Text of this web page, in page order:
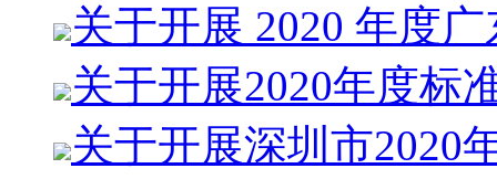
关于开展 2020 年度
关于开展2020年度标
关于开展深圳市2020